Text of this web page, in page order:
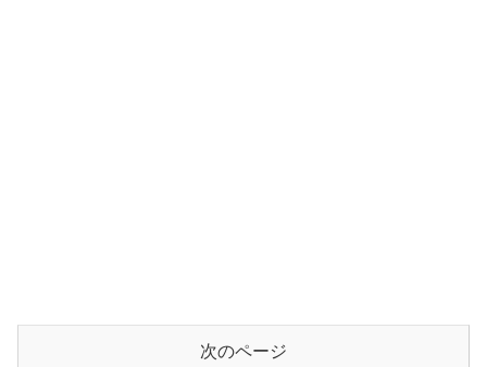
次のページ